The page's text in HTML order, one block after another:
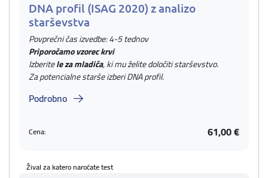
DNA profil (ISAG 2020) z analizo
starševstva
Povprečni čas izvedbe: 4-5 tednov
Priporočamo vzorec krvi
Izberitele za mladiča, ki mu želite določiti starševstvo.
Za potencialne starše izberi DNA profil.
Podrobno
Cena: 61,00 €
Žival za katero naročate test